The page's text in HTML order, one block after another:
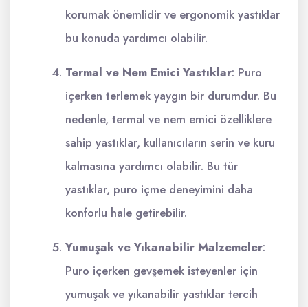
korumak önemlidir ve ergonomik yastıklar
bu konuda yardımcı olabilir.
Termal ve Nem Emici Yastıklar: Puro
içerken terlemek yaygın bir durumdur. Bu
nedenle, termal ve nem emici özelliklere
sahip yastıklar, kullanıcıların serin ve kuru
kalmasına yardımcı olabilir. Bu tür
yastıklar, puro içme deneyimini daha
konforlu hale getirebilir.
Yumuşak ve Yıkanabilir Malzemeler:
Puro içerken gevşemek isteyenler için
yumuşak ve yıkanabilir yastıklar tercih